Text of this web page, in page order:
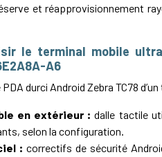
et réapprovisionnement
le terminal mobile
A6
durci Android Zebra TC78
en extérieur : dalle tactile
selon la configuration.
: correctifs de sécurité